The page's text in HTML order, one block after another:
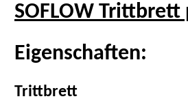
SOFLOW Trittbrett
Eigenschaften:
Trittbrett